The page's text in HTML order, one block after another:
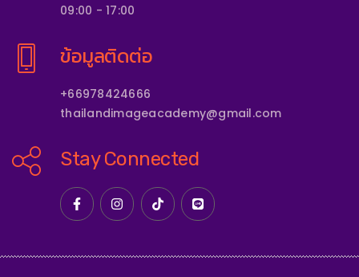
09:00 - 17:00
ข้อมูลติดต่อ
+66978424666
thailandimageacademy@gmail.com
Stay Connected